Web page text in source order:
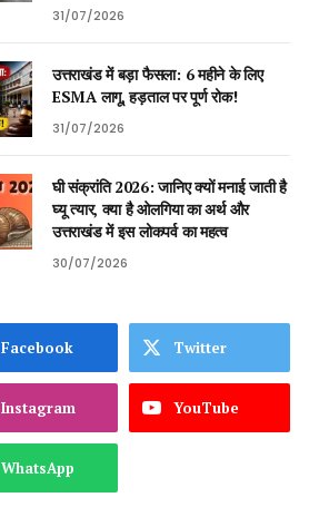
31/07/2026
उत्तराखंड में बड़ा फैसला: 6 महीने के लिए
ESMA लागू, हड़ताल पर पूर्ण रोक!
31/07/2026
घी संक्रांति 2026: जानिए क्यों मनाई जाती है
घ्यू त्यार, क्या है ओलगिया का अर्थ और
उत्तराखंड में इस लोकपर्व का महत्व
30/07/2026
Facebook Twitter
Instagram YouTube
WhatsApp